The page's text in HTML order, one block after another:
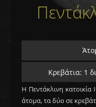
Κρεβάτια: 1
Η Πεντάκλινη κατοικία
άτομα, τα δύο σε